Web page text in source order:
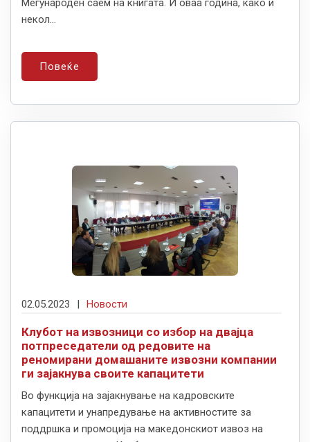
некол...
Повеќе
02.05.2023 Новости
Клубот на извозници со избор на двајца
потпреседатели од редовите на
реномирани домашаните извозни компании
ги зајакнува своите капацитети
Во функција на зајакнување на кадровските
капацитети и унапредување на активностите за
поддршка и промоција на македонскиот извоз на